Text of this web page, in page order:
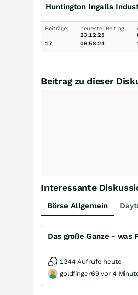
Huntington Ingalls
Beiträge:
17
neuester Beitrag
23.12.25
09:58:24
Beitrag zu dieser
Interessante
Börse Allgemein
1344 Aufrufe heute
goldfinger69 vor 4